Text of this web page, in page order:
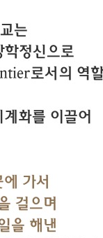
는
학정신으로
로서의 역
화를 이끌어
가서
걸으며
을 해낸